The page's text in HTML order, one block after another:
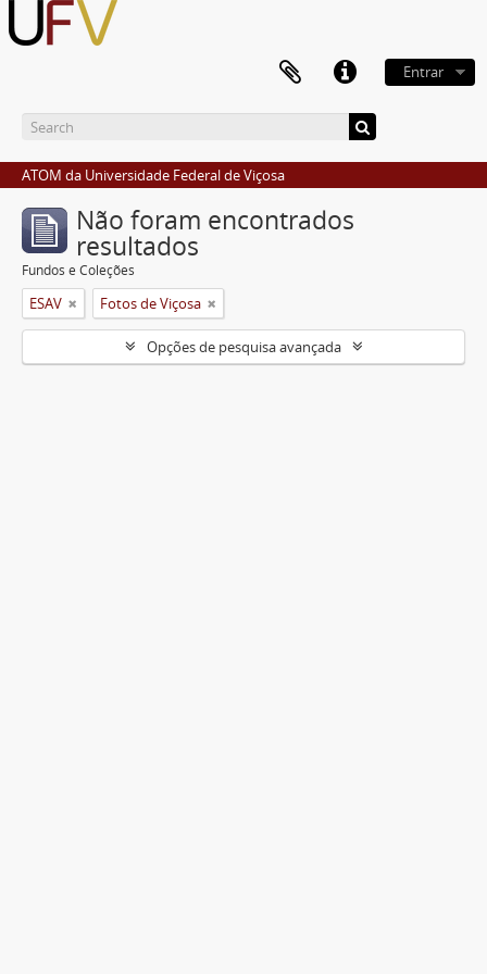
Entrar
ATOM da Universidade Federal de Viçosa
Não foram encontrados
resultados
Fundos e Coleções
ESAV Fotos de Viçosa
Opções de pesquisa avançada